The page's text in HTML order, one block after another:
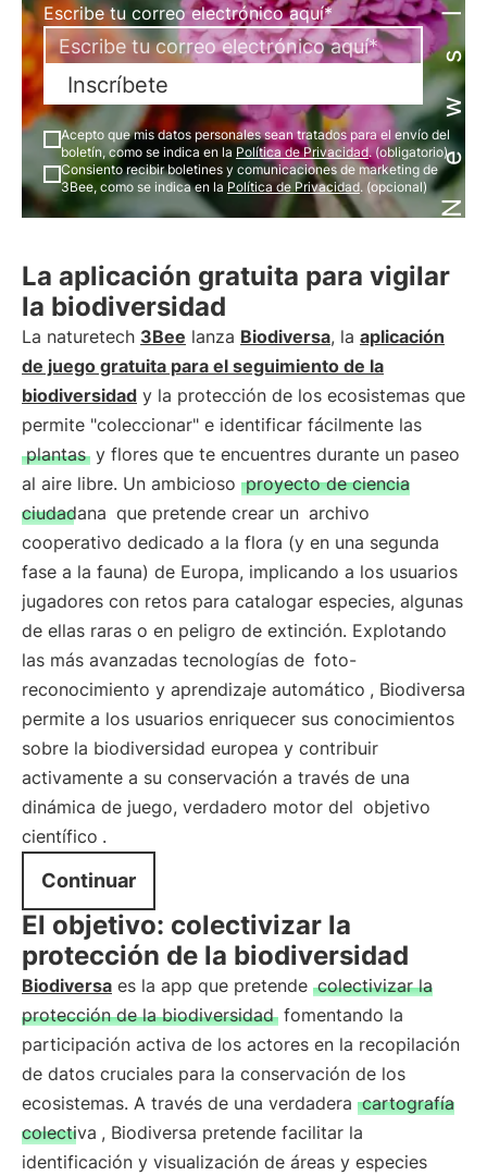
Escribe tu correo electrónico aquí*
Inscríbete
Acepto que mis datos personales sean tratados para el envío del
boletín, como se indica en la Política de Privacidad. (obligatorio)
Consiento recibir boletines y comunicaciones de marketing de
3Bee, como se indica en la Política de Privacidad. (opcional)
La aplicación gratuita para vigilar
la biodiversidad
La naturetech 3Bee lanza Biodiversa, la aplicación
de juego gratuita para el seguimiento de la
biodiversidad y la protección de los ecosistemas que
permite "coleccionar" e identificar fácilmente las
plantas y flores que te encuentres durante un paseo
al aire libre. Un ambicioso proyecto de ciencia
ciudadana que pretende crear un archivo
cooperativo dedicado a la flora (y en una segunda
fase a la fauna) de Europa, implicando a los usuarios
jugadores con retos para catalogar especies, algunas
de ellas raras o en peligro de extinción. Explotando
las más avanzadas tecnologías de foto-
reconocimiento y aprendizaje automático , Biodiversa
permite a los usuarios enriquecer sus conocimientos
sobre la biodiversidad europea y contribuir
activamente a su conservación a través de una
dinámica de juego, verdadero motor del objetivo
científico .
Continuar
El objetivo: colectivizar la
protección de la biodiversidad
Biodiversa es la app que pretende colectivizar la
protección de la biodiversidad fomentando la
participación activa de los actores en la recopilación
de datos cruciales para la conservación de los
ecosistemas. A través de una verdadera cartografía
colectiva , Biodiversa pretende facilitar la
identificación y visualización de áreas y especies